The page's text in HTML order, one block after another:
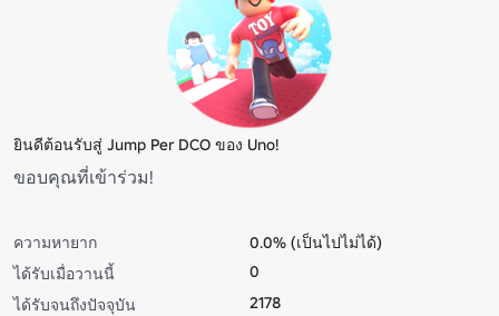
ยินดีต้อนรับสู่ Jump Per DCO ของ Uno!
ขอบคุณที่เข้าร่วม!
ความหายาก
0.0% (เป็นไปไม่ได้)
ได้รับเมื่อวานนี้
0
ได้รับจนถึงปัจจุบัน
2178